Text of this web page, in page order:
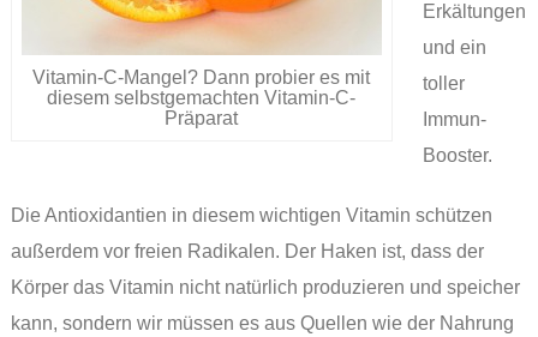
Vitamin-C-Mangel? Dann probier es mit
diesem selbstgemachten Vitamin-C-
Präparat
Erkältungen
und ein
toller
Immun-
Booster.
Die Antioxidantien in diesem wichtigen Vitamin schützen
außerdem vor freien Radikalen. Der Haken ist, dass der
Körper das Vitamin nicht natürlich produzieren und speicher
kann, sondern wir müssen es aus Quellen wie der Nahrung